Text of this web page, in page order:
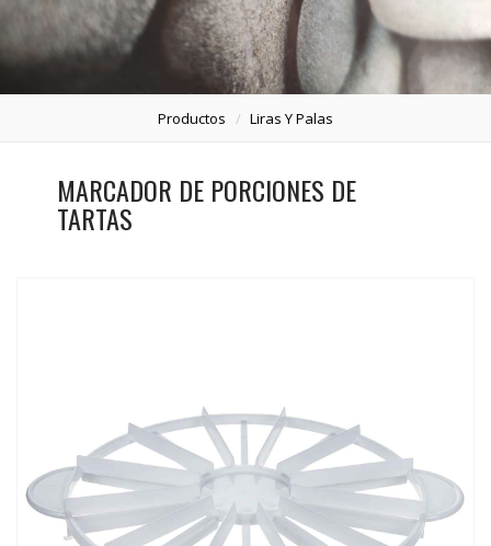
Productos Liras Y Palas
MARCADOR DE PORCIONES DE
TARTAS